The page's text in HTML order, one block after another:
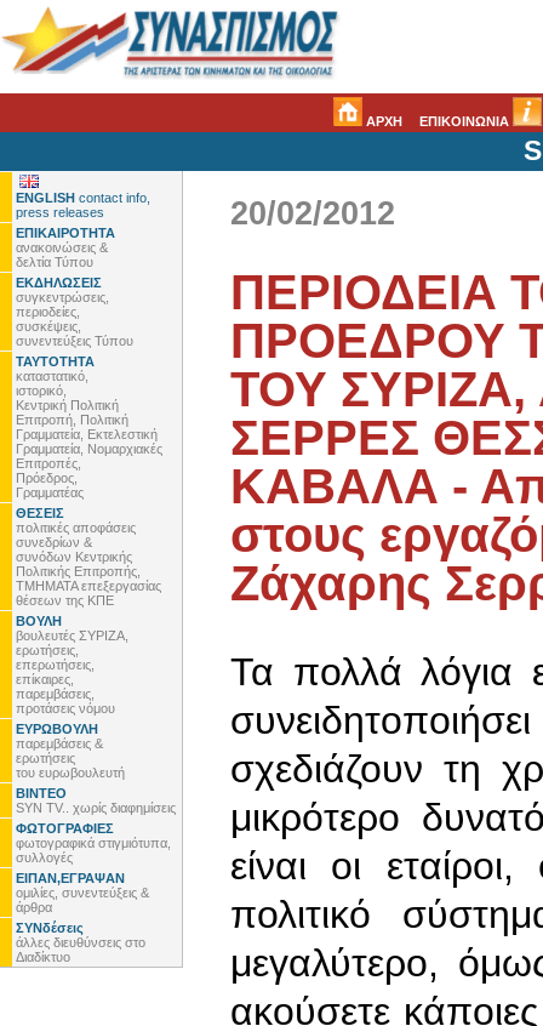
ΑΡΧΗ ΕΠΙΚΟΙΝΩΝΙΑ
ENGLISH contact info,
press releases
ΕΠΙΚΑΙΡΟΤΗΤΑ
ανακοινώσεις &
δελτία Τύπου
ΕΚΔΗΛΩΣΕΙΣ
συγκεντρώσεις,
περιοδείες,
συσκέψεις,
συνεντεύξεις Τύπου
ΤΑΥΤΟΤΗΤΑ
καταστατικό,
ιστορικό,
Κεντρική Πολιτική
Επιτροπή, Πολιτική
Γραμματεία, Εκτελεστική
Γραμματεία, Νομαρχιακές
Επιτροπές,
Πρόεδρος,
Γραμματέας
ΘΕΣΕΙΣ
πολιτικές αποφάσεις
συνεδρίων &
συνόδων Κεντρικής
Πολιτικής Επιτροπής,
ΤΜΗΜΑΤΑ επεξεργασίας
θέσεων της ΚΠΕ
ΒΟΥΛΗ
βουλευτές ΣΥΡΙΖΑ,
ερωτήσεις,
επερωτήσεις,
επίκαιρες,
παρεμβάσεις,
προτάσεις νόμου
ΕΥΡΩΒΟΥΛΗ
παρεμβάσεις &
ερωτήσεις
του ευρωβουλευτή
ΒΙΝΤΕΟ
SYN TV.. χωρίς διαφημίσεις
ΦΩΤΟΓΡΑΦΙΕΣ
φωτογραφικά στιγμιότυπα,
συλλογές
ΕΙΠΑΝ,ΕΓΡΑΨΑΝ
ομιλίες, συνεντεύξεις &
άρθρα
ΣΥΝδέσεις
άλλες διευθύνσεις στο
Διαδίκτυο
20/02/2012
ΠΕΡΙΟΔΕΙΑ
ΠΡΟΕΔΡΟΥ
ΤΟΥ
ΣΕΡΡΕΣ
ΚΑΒΑΛΑ -
στους
Ζάχαρης
Τα πολλά λόγια
σχεδιάζουν τη
μικρότερο
είναι οι
πολιτικό
μεγαλύτερο,
ακούσετε